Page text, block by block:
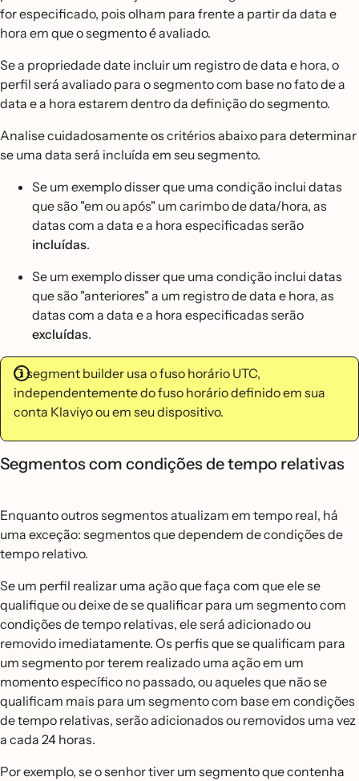
for especificado, pois olham para frente a partir da data e
hora em que o segmento é avaliado.
Se a propriedade date incluir um registro de data e hora, o
perfil será avaliado para o segmento com base no fato de a
data e a hora estarem dentro da definição do segmento.
Analise cuidadosamente os critérios abaixo para determinar
se uma data será incluída em seu segmento.
Se um exemplo disser que uma condição inclui datas
que são "em ou após" um carimbo de data/hora, as
datas com a data e a hora especificadas serão
incluídas.
Se um exemplo disser que uma condição inclui datas
que são "anteriores" a um registro de data e hora, as
datas com a data e a hora especificadas serão
excluídas.
O segment builder usa o fuso horário UTC,
independentemente do fuso horário definido em sua
conta Klaviyo ou em seu dispositivo.
Segmentos com condições de tempo relativas
Enquanto outros segmentos atualizam em tempo real, há
uma exceção: segmentos que dependem de condições de
tempo relativo.
Se um perfil realizar uma ação que faça com que ele se
qualifique ou deixe de se qualificar para um segmento com
condições de tempo relativas, ele será adicionado ou
removido imediatamente. Os perfis que se qualificam para
um segmento por terem realizado uma ação em um
momento específico no passado, ou aqueles que não se
qualificam mais para um segmento com base em condições
de tempo relativas, serão adicionados ou removidos uma vez
a cada 24 horas.
Por exemplo, se o senhor tiver um segmento que contenha